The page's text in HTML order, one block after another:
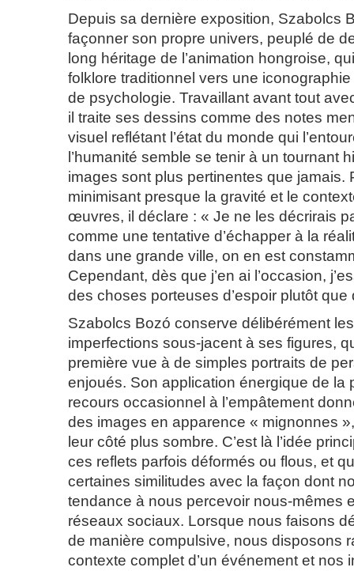
Depuis sa dernière exposition, Szabolcs
façonner son propre univers, peuplé de
long héritage de l’animation hongroise,
folklore traditionnel vers une
de psychologie. Travaillant avant tout
il traite ses dessins comme des notes
visuel reflétant l’état du monde qui
l’humanité semble se tenir à un tournant
images sont plus pertinentes que jamais.
minimisant presque la gravité et le
œuvres, il déclare : « Je ne les décrirais
comme une tentative d’échapper à la
dans une grande ville, on en est
Cependant, dès que j’en ai l’occasion,
des choses porteuses d’espoir plutôt que
Szabolcs Bozó conserve délibérément
imperfections sous-jacent à ses figures,
première vue à de simples portraits de
enjoués. Son application énergique de la
recours occasionnel à l’empâtement
des images en apparence « mignonnes
leur côté plus sombre. C’est là l’idée
ces reflets parfois déformés ou flous, et
certaines similitudes avec la façon dont
tendance à nous percevoir nous-mêmes
réseaux sociaux. Lorsque nous faisons
de manière compulsive, nous disposons
contexte complet d’un événement et nos